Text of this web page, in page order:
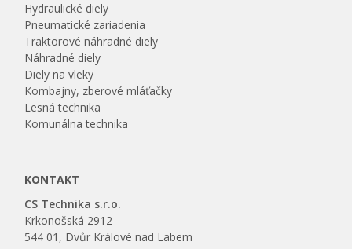
Hydraulické diely
Pneumatické zariadenia
Traktorové náhradné diely
Náhradné diely
Diely na vleky
Kombajny, zberové mláťačky
Lesná technika
Komunálna technika
KONTAKT
CS Technika s.r.o.
Krkonošská 2912
544 01, Dvůr Králové nad Labem